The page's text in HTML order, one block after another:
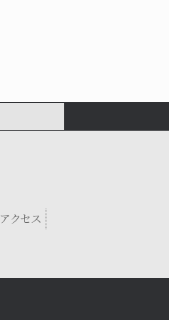
アクセス